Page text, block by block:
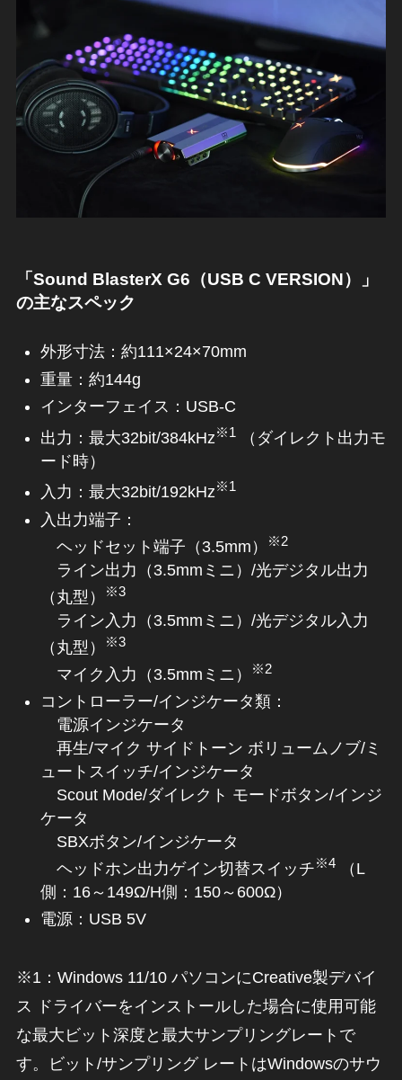
「Sound BlasterX G6（USB C VERSION）」
の主なスペック
外形寸法：約111×24×70mm
重量：約144g
インターフェイス：USB-C
出力：最大32bit/384kHz※1（ダイレクト出力モ
ード時）
入力：最大32bit/192kHz※1
入出力端子：
ヘッドセット端子（3.5mm）
※2
ライン出力（3.5mmミニ）/光デジタル出力
（丸型）
※3
ライン入力（3.5mmミニ）/光デジタル入力
（丸型）
※3
マイク入力（3.5mmミニ） ※2
コントローラー/インジケータ類：
電源インジケータ
再生/マイク サイドトーン ボリュームノブ/ミ
ュートスイッチ/インジケータ
Scout Mode/ダイレクト モードボタン/インジ
ケータ
SBXボタン/インジケータ
ヘッドホン出力ゲイン切替スイッチ※4（L
側：16～149Ω/H側：150～600Ω）
電源：USB 5V
※1：Windows 11/10 パソコンにCreative製デバイ
ス ドライバーをインストールした場合に使用可能
な最大ビット深度と最大サンプリングレートで
す。ビット/サンプリング レートはWindowsのサウ